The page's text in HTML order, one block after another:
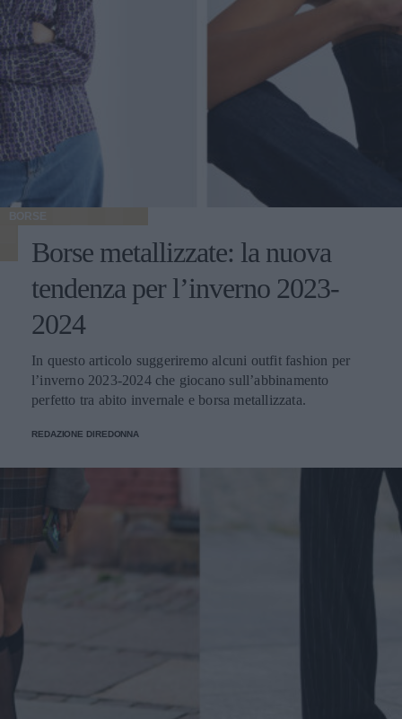
BORSE
Borse metallizzate: la nuova
tendenza per l’inverno 2023-
2024
In questo articolo suggeriremo alcuni outfit fashion per
l’inverno 2023-2024 che giocano sull’abbinamento
perfetto tra abito invernale e borsa metallizzata.
REDAZIONE DIREDONNA